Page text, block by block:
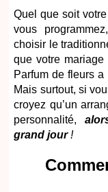
Quel que soit
vous
choisir le
que votre
Parfum de fleurs
Mais surtout, si
croyez qu’un
personnalité,
grand jour!